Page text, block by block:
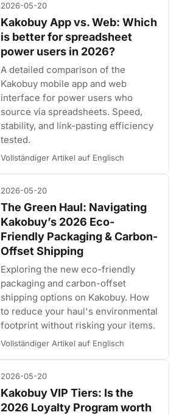
2026-05-20
Kakobuy App vs. Web: Which
is better for spreadsheet
power users in 2026?
A detailed comparison of the
Kakobuy mobile app and web
interface for power users who
source via spreadsheets. Speed,
stability, and link-pasting efficiency
tested.
Vollständiger Artikel auf Englisch
2026-05-20
The Green Haul: Navigating
Kakobuy’s 2026 Eco-
Friendly Packaging & Carbon-
Offset Shipping
Exploring the new eco-friendly
packaging and carbon-offset
shipping options on Kakobuy. How
to reduce your haul's environmental
footprint without risking your items.
Vollständiger Artikel auf Englisch
2026-05-20
Kakobuy VIP Tiers: Is the
2026 Loyalty Program worth